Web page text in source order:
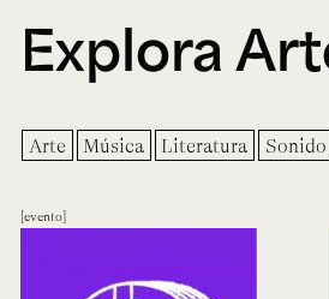
Explora
Arte Música Literatura Sonido
evento